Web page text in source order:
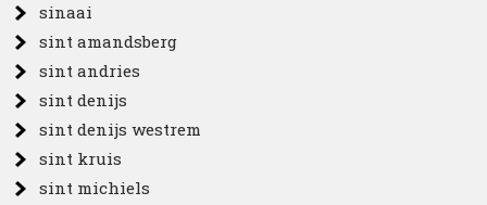
sinaai
sint amandsberg
sint andries
sint denijs
sint denijs westrem
sint kruis
sint michiels